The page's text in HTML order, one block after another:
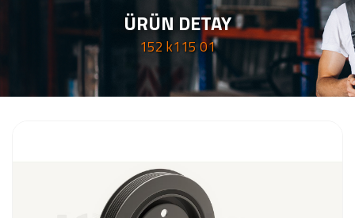
ÜRÜN DETAY
152 k115 01